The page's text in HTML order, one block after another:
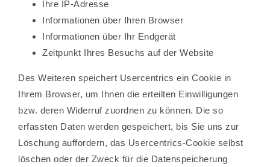
Ihre IP-Adresse
Informationen über Ihren Browser
Informationen über Ihr Endgerät
Zeitpunkt Ihres Besuchs auf der Website
Des Weiteren speichert Usercentrics ein Cookie in
Ihrem Browser, um Ihnen die erteilten Einwilligungen
bzw. deren Widerruf zuordnen zu können. Die so
erfassten Daten werden gespeichert, bis Sie uns zur
Löschung auffordern, das Usercentrics-Cookie selbst
löschen oder der Zweck für die Datenspeicherung